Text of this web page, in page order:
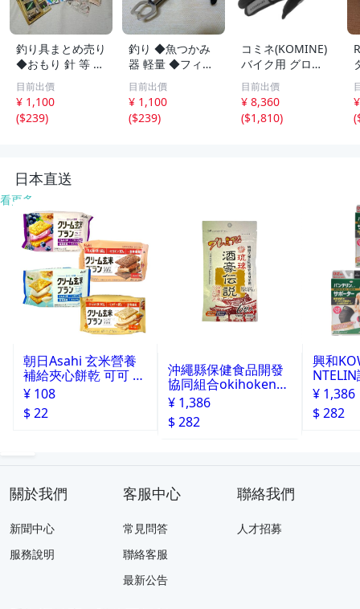
釣り具まとめ売り
◆おもり 針 等 釣
り 海釣り 川釣り
目前出價
¥ 1,100
($239)
釣り ◆魚つかみ
器 軽量 ◆フィッ
シュグリップ 防
錆性 フィッシュ
グリッパー コン
パクト 魚掴み器
目前出價
¥ 1,100
($239)
コミネ(KOMINE)
バイク用 グロー
ブ GK-2273 アー
バンメッシュグロ
ーブ Grey Black
Lya
目前出價
¥ 8,360
($1,810)
(
日本直送
看更多
朝日Asahi 玄米營養
補給夾心餅乾 可可 72
g
¥ 108
$ 22
沖繩縣保健食品開發
協同組合okihoken琉
球酒豪傳說 premium
6包入
¥ 1,386
$ 282
興和
號
¥ 1,386
$ 282
關於我們
新聞中心
服務說明
客服中心
常見問答
聯絡客服
最新公告
聯絡我們
人才招募